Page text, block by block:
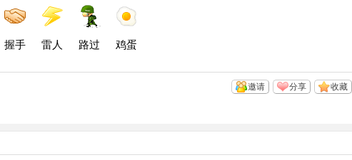
握手 雷人 路过 鸡蛋
收藏
分享
邀请